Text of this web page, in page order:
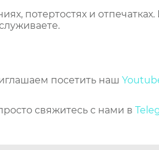
потертостях и
посетить наш
свяжитесь с нами в